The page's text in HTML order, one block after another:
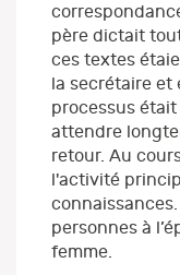
père dictait
ces textes
la secrétaire et
processus
attendre
retour. Au
l'activité
personnes à
femme.